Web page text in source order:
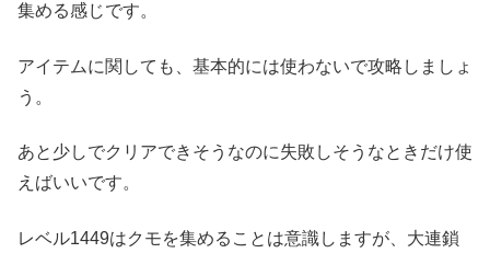
集める感じです。
アイテムに関しても、基本的には使わないで攻略しましょ
う。
あと少しでクリアできそうなのに失敗しそうなときだけ使
えばいいです。
レベル1449はクモを集めることは意識しますが、大連鎖